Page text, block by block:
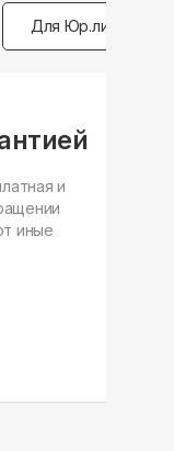
Для Юр.лиц
и
иные